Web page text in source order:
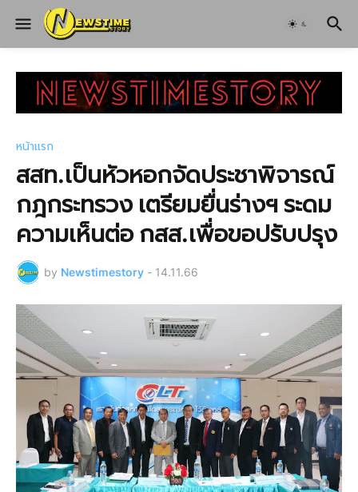
หน้าแรก
สสท.เป็นหัวหอกจัดประชาพิจารณ์
กฎกระทรวง เตรียมยื่นร่างฯ ระดม
ความเห็นต่อ กสส.เพื่อขอปรับปรุง
by Newstimestory - 14.11.66